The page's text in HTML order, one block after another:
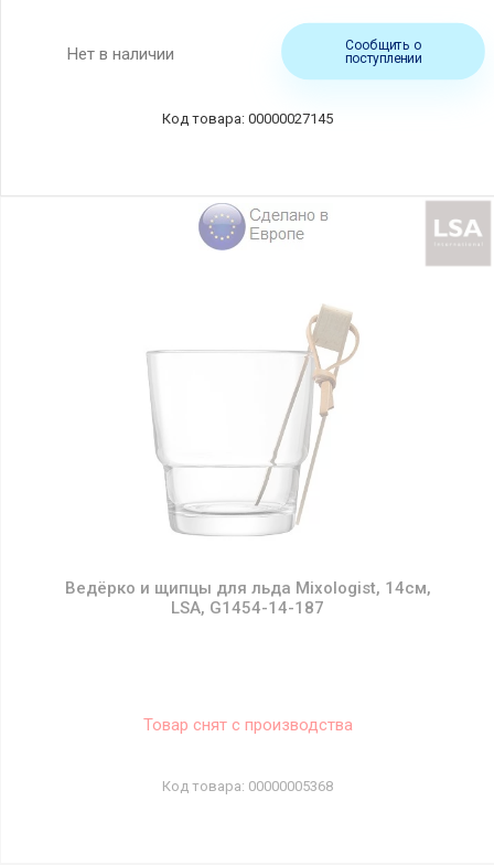
Нет в наличии
Сообщить о
поступлении
00000027145
Ведёрко и щипцы для льда Mixologist, 14см,
LSA, G1454-14-187
Товар снят с производства
00000005368